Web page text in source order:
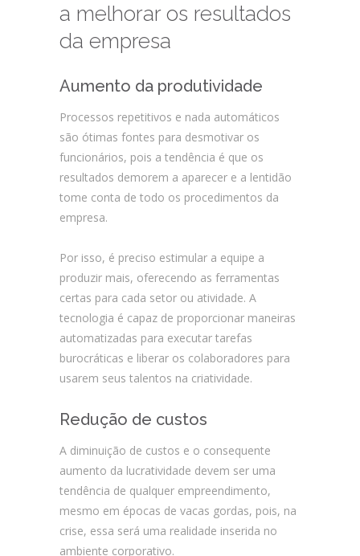
a melhorar os resultados
da empresa
Aumento da produtividade
Processos repetitivos e nada automáticos
são ótimas fontes para desmotivar os
funcionários, pois a tendência é que os
resultados demorem a aparecer e a lentidão
tome conta de todo os procedimentos da
empresa.
Por isso, é preciso estimular a equipe a
produzir mais, oferecendo as ferramentas
certas para cada setor ou atividade. A
tecnologia é capaz de proporcionar maneiras
automatizadas para executar tarefas
burocráticas e liberar os colaboradores para
usarem seus talentos na criatividade.
Redução de custos
A diminuição de custos e o consequente
aumento da lucratividade devem ser uma
tendência de qualquer empreendimento,
mesmo em épocas de vacas gordas, pois, na
crise, essa será uma realidade inserida no
ambiente corporativo.